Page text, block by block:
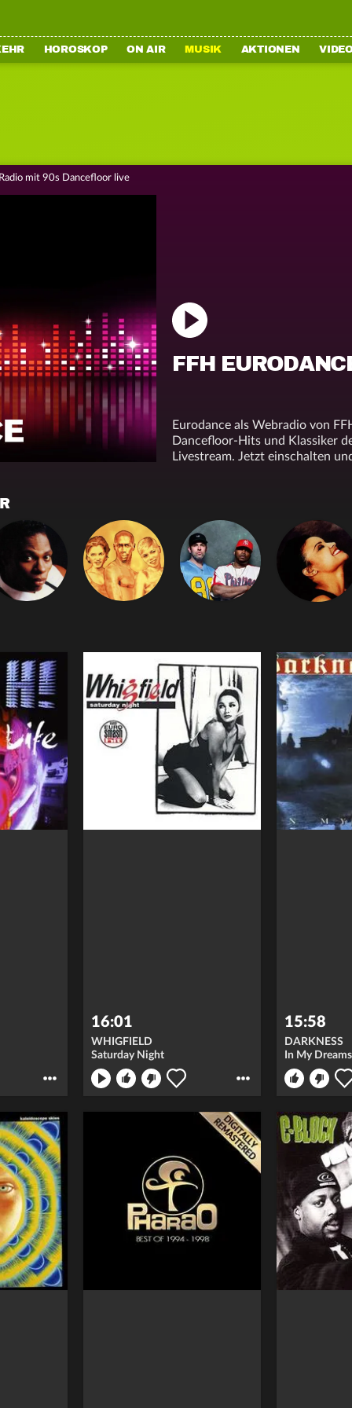
HOROSKOP ON AIR MUSIK AKTIONEN
mit 90s Dancefloor live
FFH
Eurodance als Webradio von
Dancefloor-Hits und Klassiker
Livestream. Jetzt einschalten
16:01
WHIGFIELD
Saturday Night
15:58
DARKNESS
In My Dreams